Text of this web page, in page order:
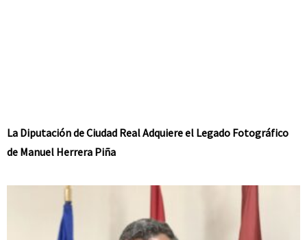
La Diputación de Ciudad Real Adquiere el Legado Fotográfico
de Manuel Herrera Piña